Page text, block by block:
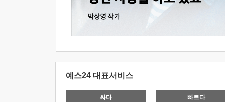
예스24 대표서비스
싸다 빠르다